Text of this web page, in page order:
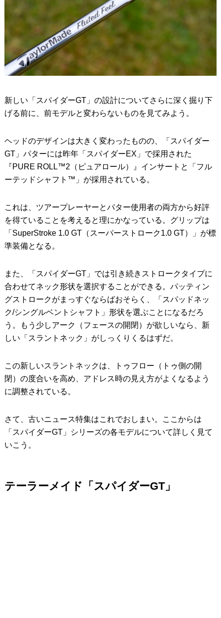
新しい「スパイダーGT」の設計についてさらに深く掘り下
げる前に、前モデルと変わらないものを見てみよう。
ヘッドのデザインは大きく変わったものの、「スパイダー
GT」パターには昨年「スパイダーEX」で採用された
『PURE ROLL™2（ピュアロール）』インサートと「フル
ーテッドシャフト™」が採用されている。
これは、ツアープレーヤーとパター使用者の両方から好評
を得ていることを考えると理にかなっている。グリップは
「SuperStroke 1.0 GT（スーパーストローク1.0 GT）」が標
準装備となる。
また、「スパイダーGT」では引き続きストロークタイプに
合わせてネック形状を選択することができる。パッティン
グストロークがまっすぐならばおそらく、「スパッドネッ
ク/シングルベントシャフト」形状を選ぶことになるだろ
う。もう少しアーク（フェースの開閉）が欲しいなら、新
しい「スラントネック」がしっくりくるはずだ。
この新しいスラントネックは、トゥフロー（トゥ側の開
閉）の度合いを高め、アドレス時の見え方がよくなるよう
に調整されている。
さて、古いニュース特集はこれでおしまい。ここからは
「スパイダーGT」シリーズの各モデルについて詳しく見て
いこう。
テーラーメイド「スパイダーGT」